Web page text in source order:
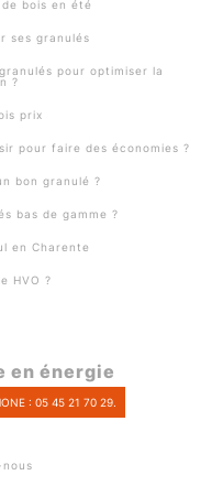
bois en été
ses granulés
pour optimiser la
?
prix
pour faire des économies ?
bon granulé ?
bas de gamme ?
en Charente
HVO ?
en énergie
: 05 45 21 70 29.